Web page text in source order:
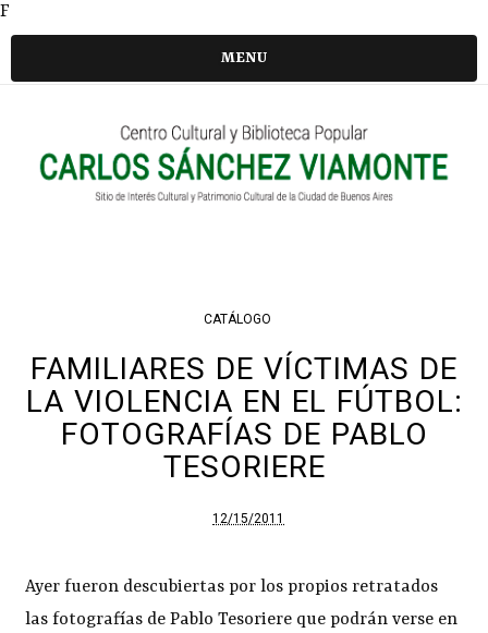
F
MENU
CATÁLOGO
FAMILIARES DE VÍCTIMAS DE
LA VIOLENCIA EN EL FÚTBOL:
FOTOGRAFÍAS DE PABLO
TESORIERE
12/15/2011
Ayer fueron descubiertas por los propios retratados
las fotografías de Pablo Tesoriere que podrán verse en